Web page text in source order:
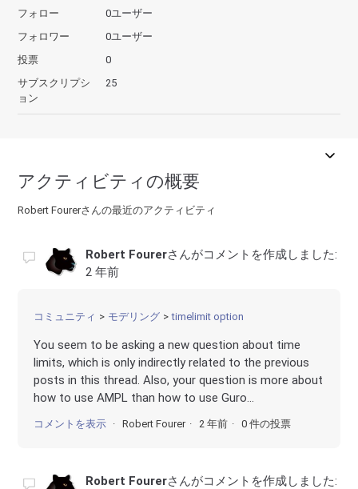
フォロー
0ユーザー
フォロワー
0ユーザー
投票
0
サブスクリプシ
ョン
25
アクティビティの概要
Robert Fourerさんの最近のアクティビティ
Robert Fourerさんがコメントを作成しました:
2 年前
コミュニティ モデリング timelimit option
You seem to be asking a new question about time
limits, which is only indirectly related to the previous
posts in this thread. Also, your question is more about
how to use AMPL than how to use Guro...
コメントを表示 Robert Fourer 2 年前 0 件の投票
Robert Fourerさんがコメントを作成しました: